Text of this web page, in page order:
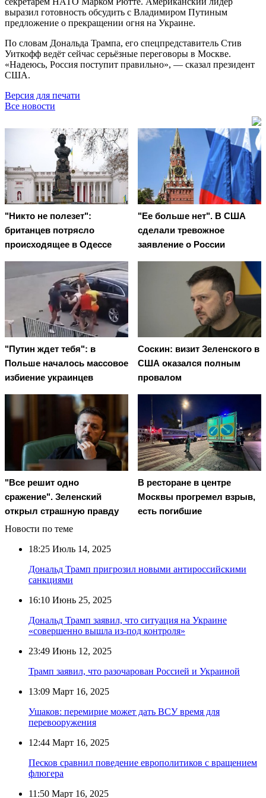
выразил готовность обсудить с Владимиром Путиным
предложение о прекращении огня на Украине.
По словам Дональда Трампа, его спецпредставитель Стив
Уиткофф ведёт сейчас серьёзные переговоры в Москве.
«Надеюсь, Россия поступит правильно», — сказал президент
США.
Версия для печати
Все новости
"Никто не полезет":
британцев потрясло
происходящее в Одессе
"Ее больше нет". В США
сделали тревожное
заявление о России
"Путин ждет тебя": в
Польше началось массовое
избиение украинцев
Соскин: визит Зеленского в
США оказался полным
провалом
"Все решит одно
сражение". Зеленский
открыл страшную правду
В ресторане в центре
Москвы прогремел взрыв,
есть погибшие
Новости по теме
18:25 Июль 14, 2025
Дональд Трамп пригрозил новыми антироссийскими
санкциями
16:10 Июнь 25, 2025
Дональд Трамп заявил, что ситуация на Украине
«совершенно вышла из-под контроля»
23:49 Июнь 12, 2025
Трамп заявил, что разочарован Россией и Украиной
13:09 Март 16, 2025
Ушаков: перемирие может дать ВСУ время для
перевооружения
12:44 Март 16, 2025
Песков сравнил поведение европолитиков с вращением
флюгера
11:50 Март 16, 2025